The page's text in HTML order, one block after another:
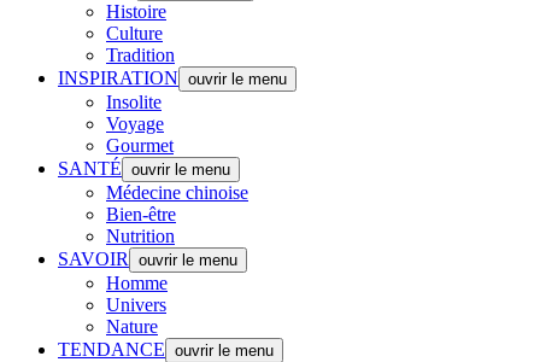
Histoire
Culture
Tradition
INSPIRATION ouvrir le menu
Insolite
Voyage
Gourmet
SANTÉ ouvrir le menu
Médecine chinoise
Bien-être
Nutrition
SAVOIR
ouvrir le menu
Homme
Univers
Nature
TENDANCE ouvrir le menu